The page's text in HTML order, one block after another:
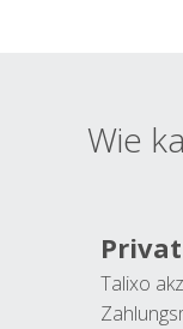
Wie
Talixo